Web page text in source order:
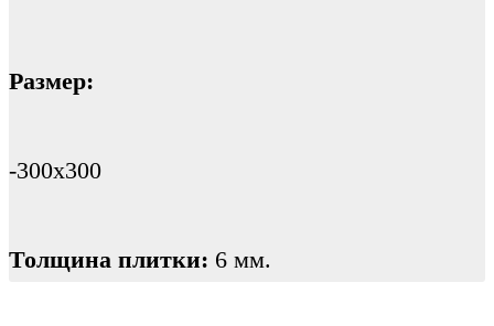
Размер:
-300х300
Толщина плитки: 6 мм.